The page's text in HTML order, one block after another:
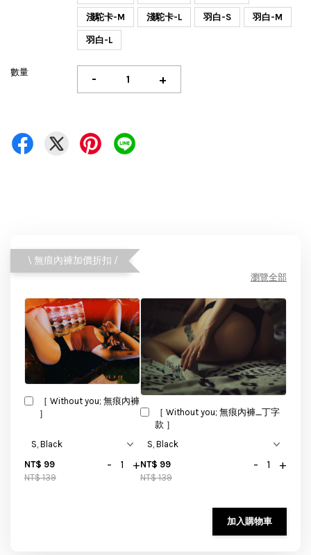
淺駝卡-M 淺駝卡-L 羽白-S 羽白-M
羽白-L
數量 - +
\ 無痕內褲加價折扣 /
瀏覽全部
［ Without you; 無痕內褲
］
NT$ 99
NT$ 139
- +
［ Without you; 無痕內褲_丁字
款 ］
NT$ 99
NT$ 139
- +
加入購物車